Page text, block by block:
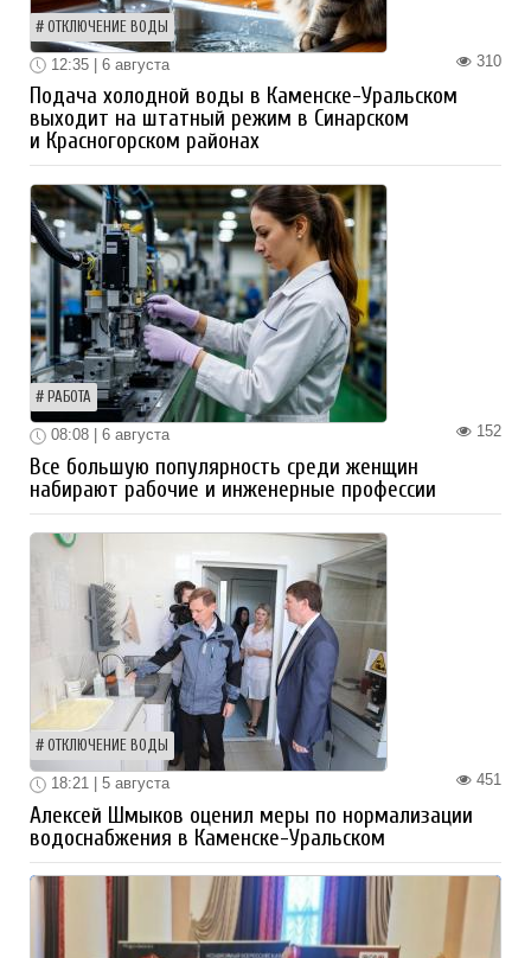
ОТКЛЮЧЕНИЕ ВОДЫ
310
12:35 | 6 августа
Подача холодной воды в Каменске-Уральском
выходит на штатный режим в Синарском
и Красногорском районах
РАБОТА
152
08:08 | 6 августа
Все большую популярность среди женщин
набирают рабочие и инженерные профессии
ОТКЛЮЧЕНИЕ ВОДЫ
451
18:21 | 5 августа
Алексей Шмыков оценил меры по нормализации
водоснабжения в Каменске-Уральском